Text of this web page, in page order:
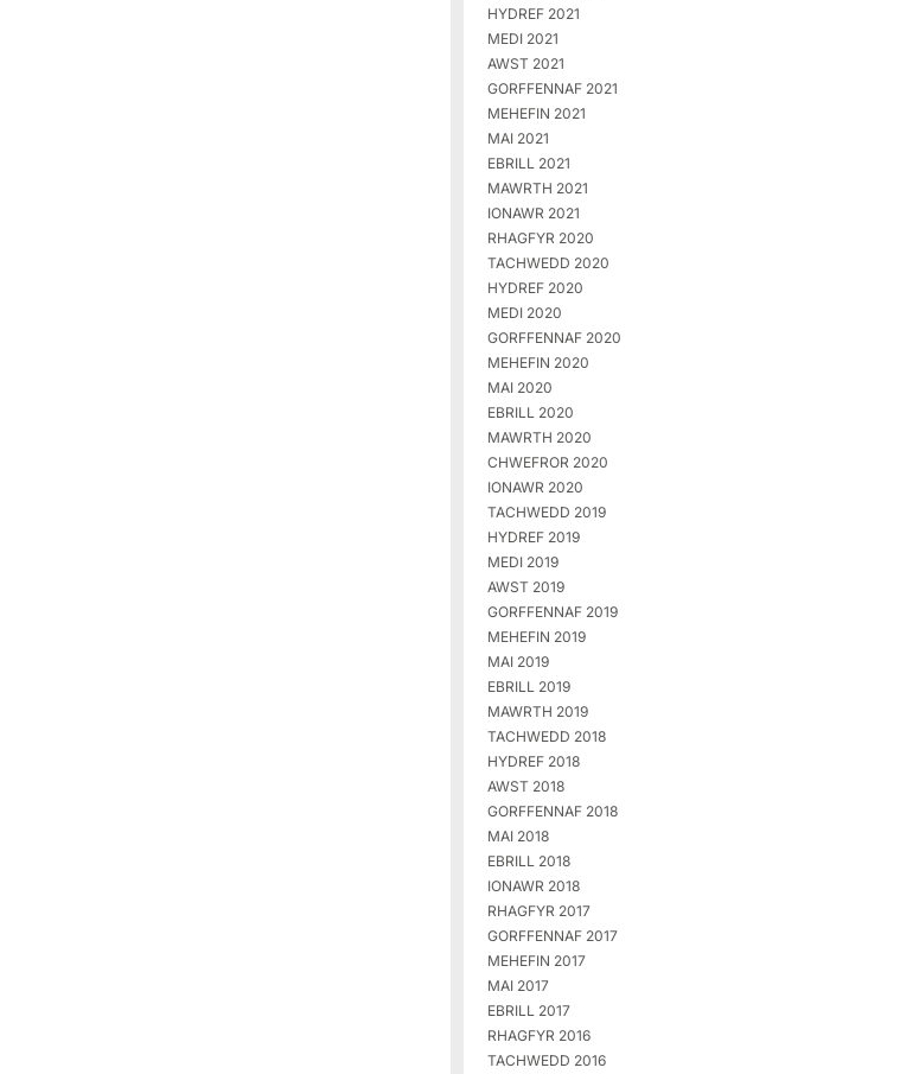
HYDREF 2021
MEDI 2021
AWST 2021
GORFFENNAF 2021
MEHEFIN 2021
MAI 2021
EBRILL 2021
MAWRTH 2021
IONAWR 2021
RHAGFYR 2020
TACHWEDD 2020
HYDREF 2020
MEDI 2020
GORFFENNAF 2020
MEHEFIN 2020
MAI 2020
EBRILL 2020
MAWRTH 2020
CHWEFROR 2020
IONAWR 2020
TACHWEDD 2019
HYDREF 2019
MEDI 2019
AWST 2019
GORFFENNAF 2019
MEHEFIN 2019
MAI 2019
EBRILL 2019
MAWRTH 2019
TACHWEDD 2018
HYDREF 2018
AWST 2018
GORFFENNAF 2018
MAI 2018
EBRILL 2018
IONAWR 2018
RHAGFYR 2017
GORFFENNAF 2017
MEHEFIN 2017
MAI 2017
EBRILL 2017
RHAGFYR 2016
TACHWEDD 2016